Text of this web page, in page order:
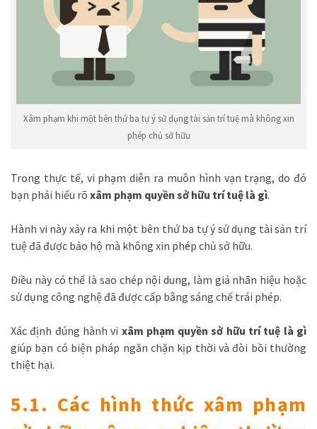
Xâm phạm khi một bên thứ ba tự ý sử dụng tài sản trí tuệ mà không xin
phép chủ sở hữu
Trong thực tế, vi phạm diễn ra muôn hình vạn trạng, do đó
bạn phải hiểu rõ xâm phạm quyền sở hữu trí tuệ là gì.
Hành vi này xảy ra khi một bên thứ ba tự ý sử dụng tài sản trí
tuệ đã được bảo hộ mà không xin phép chủ sở hữu.
Điều này có thể là sao chép nội dung, làm giả nhãn hiệu hoặc
sử dụng công nghệ đã được cấp bằng sáng chế trái phép.
Xác định đúng hành vi xâm phạm quyền sở hữu trí tuệ là gì
giúp bạn có biện pháp ngăn chặn kịp thời và đòi bồi thường
thiệt hại.
5.1. Các hình thức xâm phạm